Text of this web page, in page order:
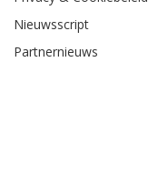
Nieuwsscript
Partnernieuws